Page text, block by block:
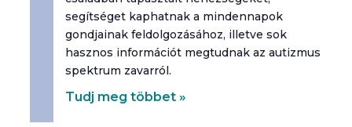
segítséget kaphatnak a mindennapok
gondjainak feldolgozásához, illetve sok
hasznos információt megtudnak az autizmus
spektrum zavarról.
Tudj meg többet »